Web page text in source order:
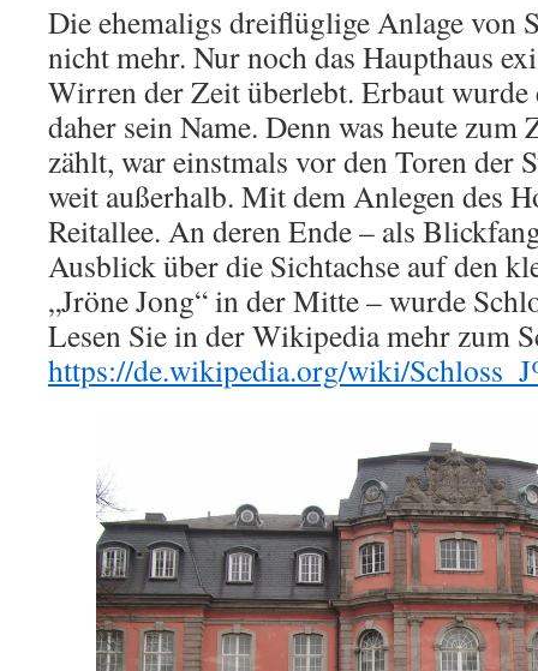
Die ehemaligs dreiflüglige Anlage von
nicht mehr. Nur noch das Haupthaus
Wirren der Zeit überlebt. Erbaut wurde
daher sein Name. Denn was heute zum
zählt, war einstmals vor den Toren der
weit außerhalb. Mit dem Anlegen des
Reitallee. An deren Ende – als
Ausblick über die Sichtachse auf den
„Jröne Jong“ in der Mitte – wurde
Lesen Sie in der Wikipedia mehr zum
https://de.wikipedia.org/wiki/